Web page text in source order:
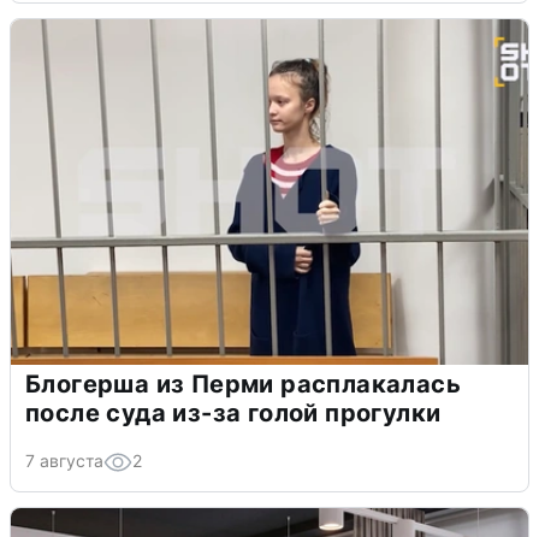
Блогерша из Перми расплакалась
после суда из-за голой прогулки
7 августа 2